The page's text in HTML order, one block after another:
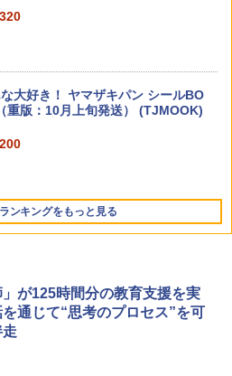
らわかる！ みるみる図形に強く
ンガ
Fire HD 10 キッズプロ (10イン
1年間使い放題
LK-10
大好き！ ヤマザキパン シールBO
重版：10月上旬発送） (TJMOOK)
ンキングをもっと見る
ボードゲーム 「サーキット・
」 配線回路をプログラミングする
説明書付 8歳~ 76341 誕生日 クリ
ス
」が125時間分の教育支援を実
通じて“思考のプロセス”を可